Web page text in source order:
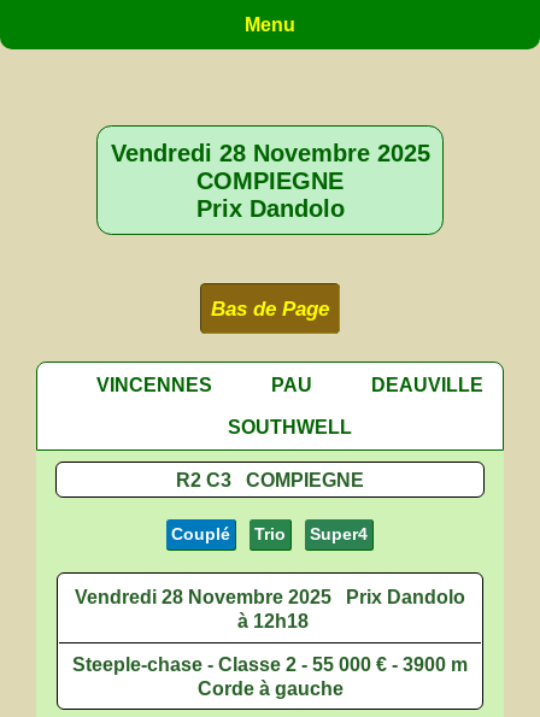
Menu
Vendredi 28 Novembre 2025
COMPIEGNE
Prix Dandolo
Bas de Page
VINCENNES PAU
DEAUVILLE
SOUTHWELL
R2 C3 COMPIEGNE
Couplé Trio Super4
Vendredi 28 Novembre 2025
Prix Dandolo
à 12h18
Steeple-chase - Classe 2 - 55 000 € - 3900 m
Corde à gauche